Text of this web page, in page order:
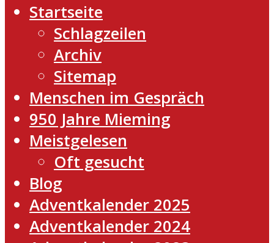
Startseite
Schlagzeilen
Archiv
Sitemap
Menschen im Gespräch
950 Jahre Mieming
Meistgelesen
Oft gesucht
Blog
Adventkalender 2025
Adventkalender 2024